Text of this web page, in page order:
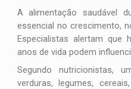
A alimentação saudável
essencial no crescimento,
Especialistas alertam que
anos de vida podem
Segundo nutricionistas,
verduras, legumes,